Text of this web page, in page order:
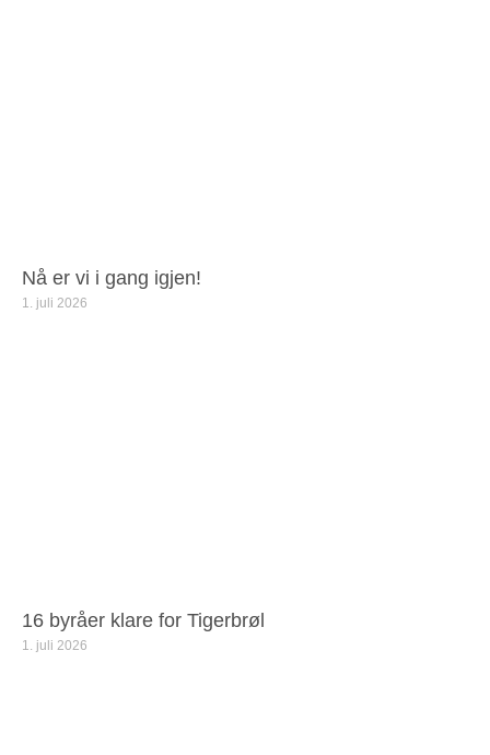
Nå er vi i gang igjen!
1. juli 2026
16 byråer klare for Tigerbrøl
1. juli 2026